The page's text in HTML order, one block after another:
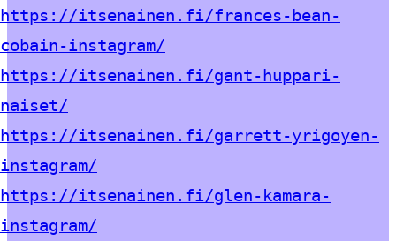
https://itsenainen.fi/frances-bean-
cobain-instagram/
https://itsenainen.fi/gant-huppari-
naiset/
https://itsenainen.fi/garrett-yrigoyen-
instagram/
https://itsenainen.fi/glen-kamara-
instagram/